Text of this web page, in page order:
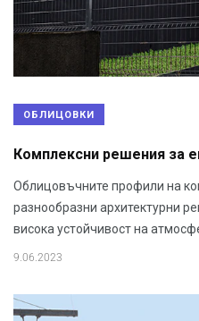
ОБЛИЦОВКИ
Комплексни решения за
Облицовъчните профили на
разнообразни архитектурни
висока устойчивост на
9.06.2023